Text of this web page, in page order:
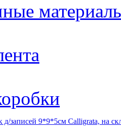
д/записей 9*9*5см Calligrata, на